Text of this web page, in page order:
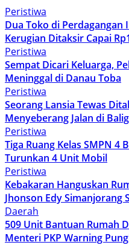
Peristiwa
Dua Toko di Perdagangan
Kerugian Ditaksir Capai
Peristiwa
Sempat Dicari Keluarga,
Meninggal di Danau Toba
Peristiwa
Seorang Lansia Tewas
Menyeberang Jalan di
Peristiwa
Tiga Ruang Kelas SMPN 4
Turunkan 4 Unit Mobil
Peristiwa
Kebakaran Hanguskan
Jhonson Edy Simanjorang
Daerah
509 Unit Bantuan Rumah
Menteri PKP Warning